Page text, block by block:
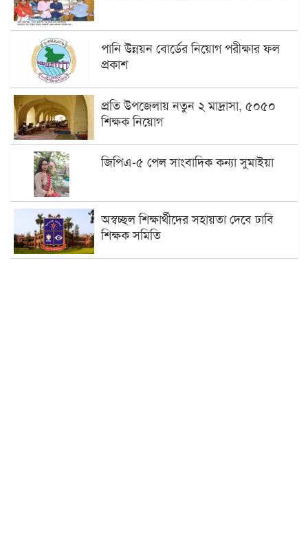
পানি উন্নয়ন বোর্ডের নিয়োগ পরীক্ষার ফল
প্রকাশ
প্রতি উপজেলায় নতুন ২ মাদ্রাসা, ৫০৫০
শিক্ষক নিয়োগ
জিপিএ-৫ পেল সাংবাদিক কন্যা সুমাইয়া
অস্বচ্ছল শিক্ষার্থীদের সহায়তা দেবে ঢাবি
শিক্ষক সমিতি